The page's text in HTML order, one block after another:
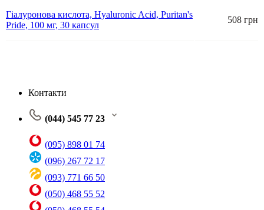
Гіалуронова кислота, Hyaluronic Acid, Puritan's
Pride, 100 мг, 30 капсул
508 грн
Контакти
(044) 545 77 23
(095) 898 01 74
(096) 267 72 17
(093) 771 66 50
(050) 468 55 52